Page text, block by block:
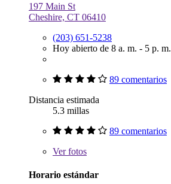
197 Main St
Cheshire, CT 06410
(203) 651-5238
Hoy abierto de 8 a. m. - 5 p. m.
89 comentarios
Distancia estimada
5.3 millas
89 comentarios
Verfotos
Horario estándar